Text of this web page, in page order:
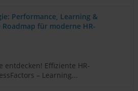
Performance, Learning &
für moderne HR-
entdecken! Effiziente HR-
– Learning...